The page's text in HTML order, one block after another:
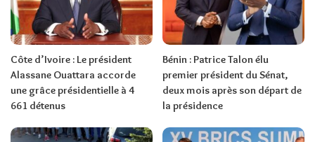
Côte d’Ivoire : Le président
Alassane Ouattara accorde
une grâce présidentielle à 4
661 détenus
Bénin : Patrice Talon élu
premier président du Sénat,
deux mois après son départ de
la présidence